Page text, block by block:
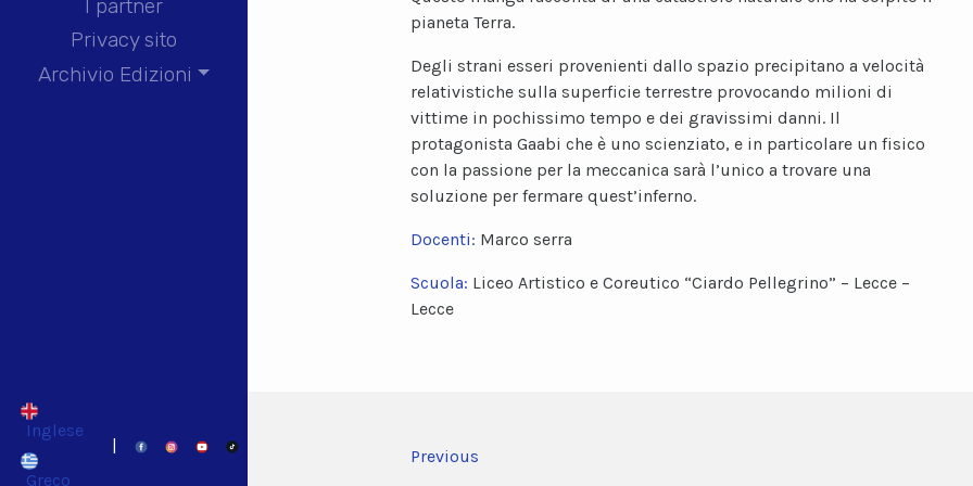
I partner
Privacy sito
Archivio Edizioni
Inglese
Greco
|
pianeta Terra.
Degli strani esseri provenienti dallo spazio precipitano a velocità
relativistiche sulla superficie terrestre provocando milioni di
vittime in pochissimo tempo e dei gravissimi danni. Il
protagonista Gaabi che è uno scienziato, e in particolare un fisico
con la passione per la meccanica sarà l’unico a trovare una
soluzione per fermare quest’inferno.
Docenti: Marco serra
Scuola: Liceo Artistico e Coreutico “Ciardo Pellegrino” – Lecce –
Lecce
Previous